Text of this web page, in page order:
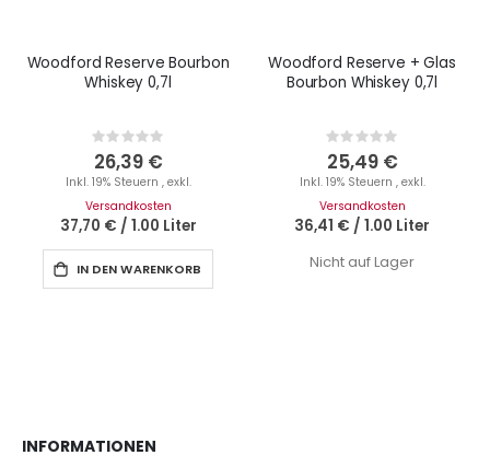
Woodford Reserve Bourbon
Whiskey 0,7l
Rating:
0%
26,39 €
Inkl. 19% Steuern , exkl.
Versandkosten
37,70 € / 1.00 Liter
IN DEN WARENKORB
Woodford Reserve + Glas
Bourbon Whiskey 0,7l
Rating:
0%
25,49 €
Inkl. 19% Steuern , exkl.
Versandkosten
36,41 € / 1.00 Liter
Nicht auf Lager
INFORMATIONEN